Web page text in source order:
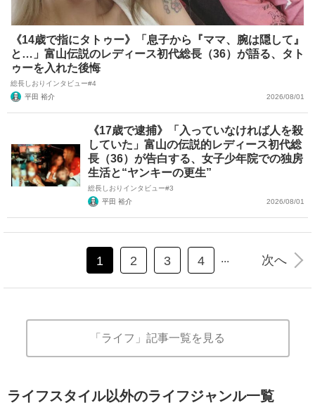
《14歳で指にタトゥー》「息子から『ママ、腕は隠して』
と…」富山伝説のレディース初代総長（36）が語る、タト
ゥーを入れた後悔
総長しおりインタビュー#4
平田 裕介
2026/08/01
《17歳で逮捕》「入っていなければ人を殺
していた」富山の伝説的レディース初代総
長（36）が告白する、女子少年院での独房
生活と“ヤンキーの更生”
総長しおりインタビュー#3
平田 裕介
2026/08/01
1 2 3 4 ... 次へ
「ライフ」記事一覧を見る
ライフスタイル以外のライフジャンル一覧